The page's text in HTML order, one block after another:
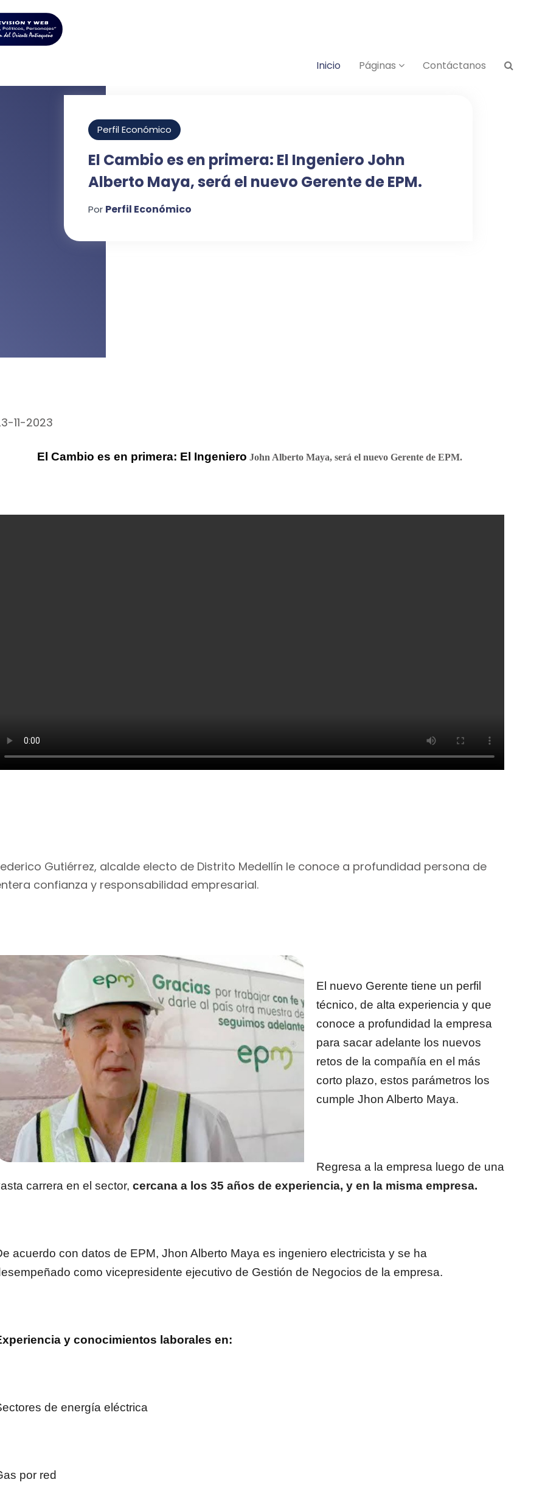
Inicio Páginas Contáctanos
Perfil Económico
El Cambio es en primera: El Ingeniero John
Alberto Maya, será el nuevo Gerente de EPM.
Por Perfil Económico
11-2023
El Cambio es en primera: El Ingeniero John Alberto Maya, será el nuevo Gerente de EPM.
Gutiérrez, alcalde electo de Distrito Medellín le conoce a profundidad persona de
confianza y responsabilidad empresarial.
El nuevo Gerente tiene un perfil
técnico, de alta experiencia y que
conoce a profundidad la empresa
para sacar adelante los nuevos
retos de la compañía en el más
corto plazo, estos parámetros los
cumple Jhon Alberto Maya.
Regresa a la empresa luego de una
carrera en el sector, cercana a los 35 años de experiencia, y en la misma empresa.
acuerdo con datos de EPM, Jhon Alberto Maya es ingeniero electricista y se ha
como vicepresidente ejecutivo de Gestión de Negocios de la empresa.
y conocimientos laborales en:
de energía eléctrica
por red